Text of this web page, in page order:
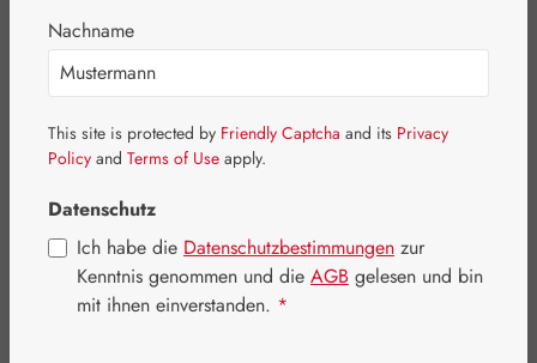
Nachname
This site is protected by Friendly Captcha and its Privacy
Policy and Terms of Use apply.
Datenschutz
Ich habe die Datenschutzbestimmungen zur
Kenntnis genommen und die AGB gelesen und bin
mit ihnen einverstanden. *